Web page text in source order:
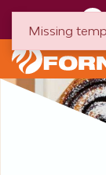
Missing